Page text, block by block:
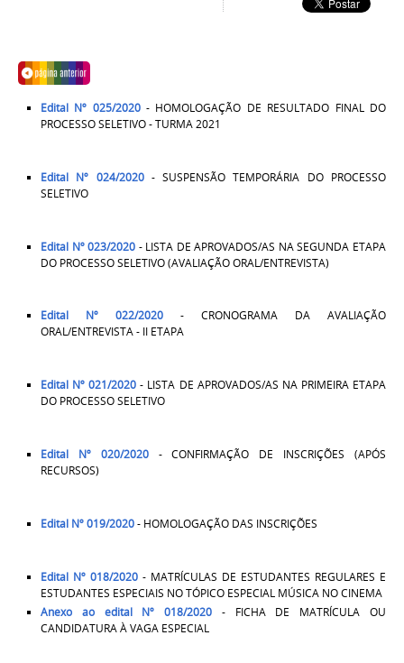
Edital Nº 025/2020- HOMOLOGAÇÃO DE RESULTADO FINAL DO
PROCESSO SELETIVO - TURMA 2021
Edital Nº 024/2020- SUSPENSÃO TEMPORÁRIA DO PROCESSO
SELETIVO
Edital Nº 023/2020 - LISTA DE APROVADOS/AS NA SEGUNDA ETAPA
DO PROCESSO SELETIVO (AVALIAÇÃO ORAL/ENTREVISTA)
Edital Nº 022/2020- CRONOGRAMA DA AVALIAÇÃO
ORAL/ENTREVISTA - II ETAPA
Edital Nº 021/2020 - LISTA DE APROVADOS/AS NA PRIMEIRA ETAPA
DO PROCESSO SELETIVO
Edital Nº 020/2020- CONFIRMAÇÃO DE INSCRIÇÕES (APÓS
RECURSOS)
Edital Nº 019/2020- HOMOLOGAÇÃO DAS INSCRIÇÕES
Edital Nº 018/2020- MATRÍCULAS DE ESTUDANTES REGULARES E
ESTUDANTES ESPECIAIS NO TÓPICO ESPECIAL MÚSICA NO CINEMA
Anexo ao edital Nº 018/2020 - FICHA DE MATRÍCULA OU
CANDIDATURA À VAGA ESPECIAL